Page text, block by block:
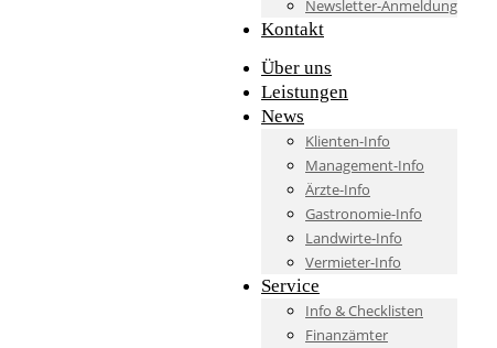
Newsletter-Anmeldung
Kontakt
Über uns
Leistungen
News
Klienten-Info
Management-Info
Ärzte-Info
Gastronomie-Info
Landwirte-Info
Vermieter-Info
Service
Info & Checklisten
Finanzämter